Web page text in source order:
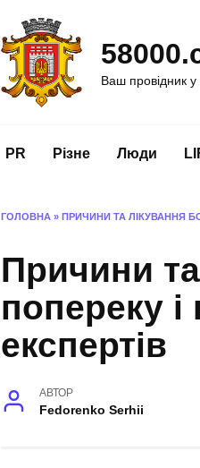
Ваш провідник у
PR Різне Люди
ГОЛОВНА » ПРИЧИНИ ТА ЛІКУВАННЯ
Причини
попереку
експертів
АВТОР
Fedorenko Serhii